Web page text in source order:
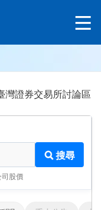
灣證券交易所討論區
搜尋
司股價